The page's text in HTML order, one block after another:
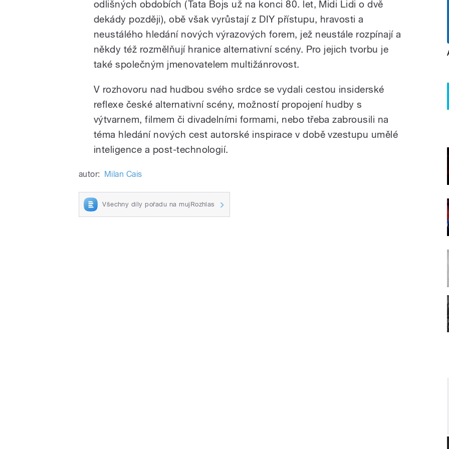
odlišných obdobích (Tata Bojs už na konci 80. let, Midi Lidi o dvě
dekády později), obě však vyrůstají z DIY přístupu, hravosti a
neustálého hledání nových výrazových forem, jež neustále rozpínají a
někdy též rozmělňují hranice alternativní scény. Pro jejich tvorbu je
také společným jmenovatelem multižánrovost.
V rozhovoru nad hudbou svého srdce se vydali cestou insiderské
reflexe české alternativní scény, možností propojení hudby s
výtvarnem, filmem či divadelními formami, nebo třeba zabrousili na
téma hledání nových cest autorské inspirace v době vzestupu umělé
inteligence a post-technologií.
autor: Milan Cais
Všechny díly pořadu na mujRozhlas